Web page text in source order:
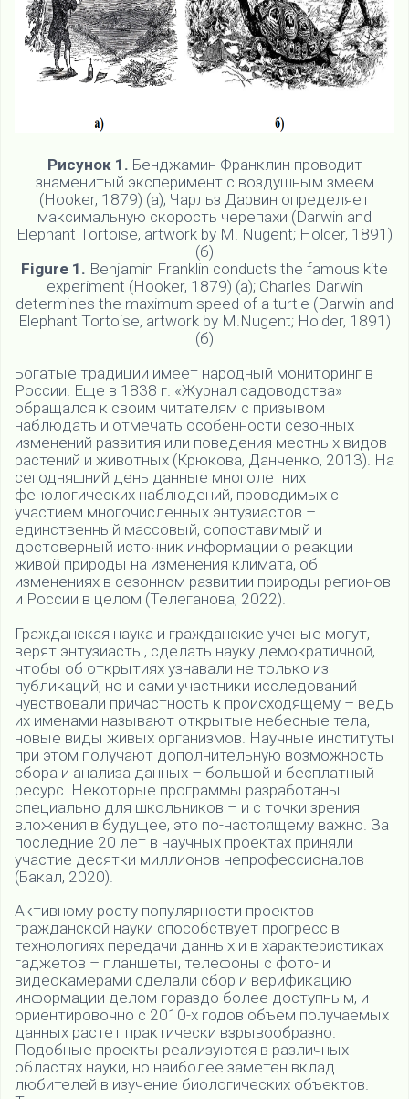
Рисунок 1. Бенджамин Франклин проводит
знаменитый эксперимент с воздушным змеем
(Hooker, 1879) (а); Чарльз Дарвин определяет
максимальную скорость черепахи (Darwin and
Elephant Tortoise, artwork by M. Nugent; Holder, 1891)
(б)
Figure 1. Benjamin Franklin conducts the famous kite
experiment (Hooker, 1879) (a); Charles Darwin
determines the maximum speed of a turtle (Darwin and
Elephant Tortoise, artwork by M.Nugent; Holder, 1891)
(б)
Богатые традиции имеет народный мониторинг в
России. Еще в 1838 г. «Журнал садоводства»
обращался к своим читателям с призывом
наблюдать и отмечать особенности сезонных
изменений развития или поведения местных видов
растений и животных (Крюкова, Данченко, 2013). На
сегодняшний день данные многолетних
фенологических наблюдений, проводимых с
участием многочисленных энтузиастов –
единственный массовый, сопоставимый и
достоверный источник информации о реакции
живой природы на изменения климата, об
изменениях в сезонном развитии природы регионов
и России в целом (Телеганова, 2022).
Гражданская наука и гражданские ученые могут,
верят энтузиасты, сделать науку демократичной,
чтобы об открытиях узнавали не только из
публикаций, но и сами участники исследований
чувствовали причастность к происходящему – ведь
их именами называют открытые небесные тела,
новые виды живых организмов. Научные институты
при этом получают дополнительную возможность
сбора и анализа данных – большой и бесплатный
ресурс. Некоторые программы разработаны
специально для школьников – и с точки зрения
вложения в будущее, это по-настоящему важно. За
последние 20 лет в научных проектах приняли
участие десятки миллионов непрофессионалов
(Бакал, 2020).
Активному росту популярности проектов
гражданской науки способствует прогресс в
технологиях передачи данных и в характеристиках
гаджетов – планшеты, телефоны с фото- и
видеокамерами сделали сбор и верификацию
информации делом гораздо более доступным, и
ориентировочно с 2010-х годов объем получаемых
данных растет практически взрывообразно.
Подобные проекты реализуются в различных
областях науки, но наиболее заметен вклад
любителей в изучение биологических объектов.